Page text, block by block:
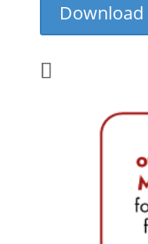
Download